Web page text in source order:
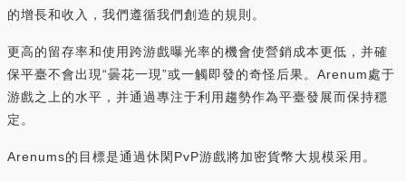
的增長和收入，我們遵循我們創造的規則。
更高的留存率和使用跨游戲曝光率的機會使營銷成本更低，并確
保平臺不會出現“曇花一現”或一觸即發的奇怪后果。Arenum處于
游戲之上的水平，并通過專注于利用趨勢作為平臺發展而保持穩
定。
Arenums的目標是通過休閑PvP游戲將加密貨幣大規模采用。